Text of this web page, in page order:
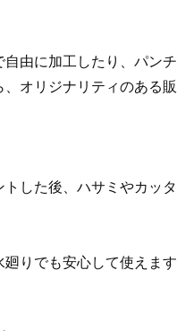
由に加工したり、パン
オリジナリティのある
した後、ハサミやカッ
りでも安心して使えます